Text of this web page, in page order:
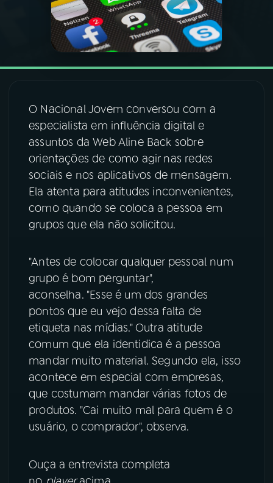
PROGRAMAS
PODCASTS
07ÚLTIMAS
FESTIVAL DE MÚSICA
ACOMPANHE A RÁDIO NACIONAL
YouTube
Instagram X
TikTok
O Nacional Jovem conversou com a
especialista em influência digital e
assuntos da Web Aline Back sobre
orientações de como agir nas redes
sociais e nos aplicativos de mensagem.
Ela atenta para atitudes inconvenientes,
como quando se coloca a pessoa em
grupos que ela não solicitou.
"Antes de colocar qualquer pessoal num
grupo é bom perguntar",
aconselha. "Esse é um dos grandes
pontos que eu vejo dessa falta de
etiqueta nas mídias." Outra atitude
comum que ela identidica é a pessoa
mandar muito material. Segundo ela, isso
acontece em especial com empresas,
que costumam mandar várias fotos de
produtos. "Cai muito mal para quem é o
usuário, o comprador", observa.
Ouça a entrevista completa